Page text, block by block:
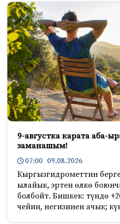
9-августка карата аба-
заманашым!
07:00 09.08.2026
Кыргызгидрометтин
ылайык, эртен өлкө
болбойт. Бишкек: түндө
чейин, негизинен ачык;